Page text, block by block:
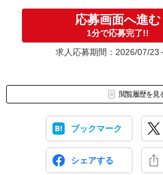
応募画面へ進む
1分で応募完了!!
求人応募期間：2026/07/23
閲覧履歴を見
ブックマーク
シェアする